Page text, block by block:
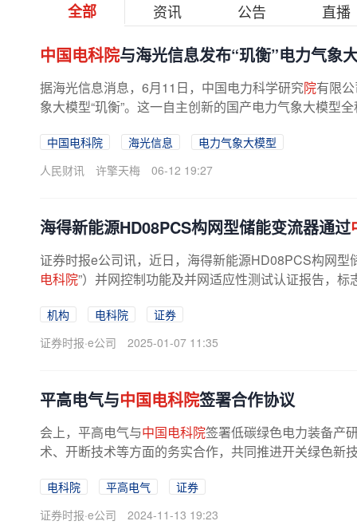
全部 资讯 公告 直播
中国电科院与海光信息发布“玑衡”电力气象
据海光信息消息，6月11日，中国电力科学研究院有限
象大模型“玑衡”。这一自主创新的国产电力气象大模型
中国电科院 海光信息
电力气象大模型
人民财讯
许擎天梅 06-12 19:27
海得新能源HD08PCS构网型储能变流器通过
证券时报e公司讯，近日，海得新能源HD08PCS构网
电科院”）并网控制功能及并网适应性测试认证报告，
机构 电科院
证券
证券时报·e公司
2025-01-07 11:35
平高电气与中国电科院签署合作协议
会上，平高电气与中国电科院签署低碳绿色电力装备产
术、开断技术等方面的务实合作，共同推进开关绿色新
电科院 平高电气
证券
证券时报·e公司
2024-11-13 19:23